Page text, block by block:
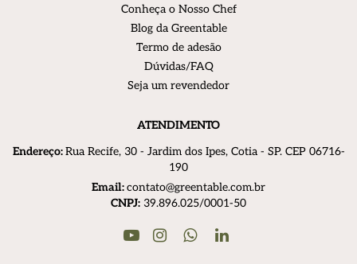
Conheça o Nosso Chef
Blog da Greentable
Termo de adesão
Dúvidas/FAQ
Seja um revendedor
ATENDIMENTO
Endereço:Rua Recife, 30 - Jardim dos Ipes, Cotia - SP. CEP 06716-
190
Email:contato@greentable.com.br
CNPJ: 39.896.025/0001-50
YoutubeInstagramWhatsApp
Linkedin